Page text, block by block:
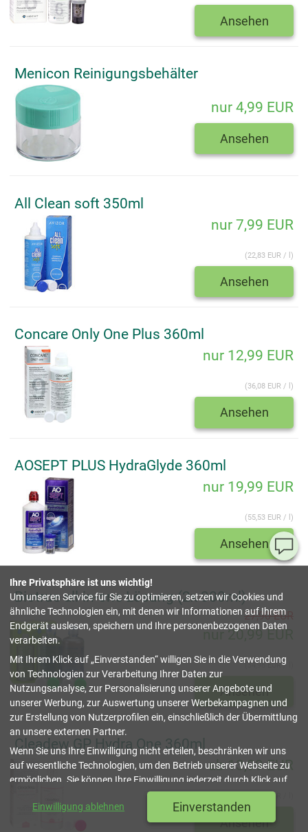
Ansehen
Menicon Reinigungsbehälter
nur 4,99 EUR
Ansehen
All Clean soft 350ml
nur 7,99 EUR
(22,83 EUR / l)
Ansehen
Concare Only One Plus 360ml
nur 12,99 EUR
(36,08 EUR / l)
Ansehen
AOSEPT PLUS HydraGlyde 360ml
nur 19,99 EUR
(55,53 EUR / l)
Ansehen
Biotrue all-in-one Lösung (2x 300ml)
27,90 EUR
nur 20,99 EUR
(34,98 EUR / l)
Ansehen
Cleadew GP Hydra One 360ml
ab 13,99 EUR
(38,86 EUR / l)
Ansehen
Ihre Privatsphäre ist uns wichtig!
Um unseren Service für Sie zu optimieren, setzen wir Cookies und
ähnliche Technologien ein, mit denen wir Informationen auf Ihrem
Endgerät auslesen, speichern und Ihre personenbezogenen Daten
verarbeiten.
Mit Ihrem Klick auf Einverstanden willigen Sie in die Verwendung
von Technologien zur Verarbeitung Ihrer Daten zur
Nutzungsanalyse, zur Personalisierung unserer Angebote und
unserer Werbung, zur Auswertung unserer Werbekampagnen und
zur Erstellung von Nutzerprofilen ein, einschließlich der Übermittlung
an unsere externen Partner.
Wenn Sie uns Ihre Einwilligung nicht erteilen, beschränken wir uns
auf wesentliche Technologien, um den Betrieb unserer Webseite zu
ermöglichen. Sie können Ihre Einwilligung jederzeit durch Klick auf
verwalten oder widerrufen. Weitere
Details finden Sie in unserer
Datenschutzerklärung.
Einwilligung ablehnen Einverstanden
Sie
schließen